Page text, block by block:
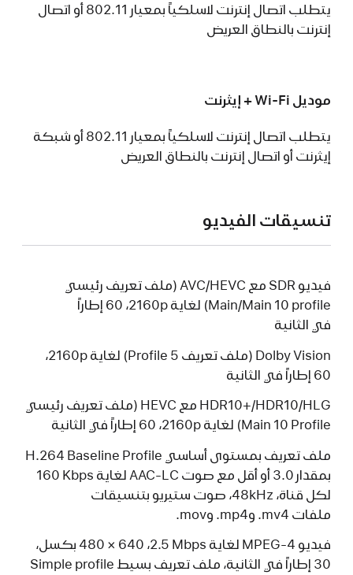
يتطلب اتصال إنترنت لاسلكياً بمعيار 802.11 أو اتصال
إنترنت بالنطاق العريض
موديل Wi-Fi + إيثرنت
يتطلب اتصال إنترنت لاسلكياً بمعيار 802.11 أو شبكة
إيثرنت أو اتصال إنترنت بالنطاق العريض
تنسيقات الفيديو
فيديو SDR ‏مع AVC/HEVC ‏(ملف تعريف رئيسي
Main/Main 10 profile) لغاية 2160p‏، 60 إطاراً
في الثانية
Dolby Vision (ملف تعريف Profile 5) لغاية 2160p‏،
60 إطاراً في الثانية
HDR10+/HDR10/HLG مع HEVC (ملف تعريف رئيسي
Main 10 Profile) لغاية 2160p‏، 60 إطاراً في الثانية
ملف تعريف بمستوى أساسي H.264 Baseline Profile
بمقدار 3.0 أو أقل‏ مع صوت AAC-LC لغاية 160‎ Kbps
لكل قناة، 48kHz، صوت ستيريو بتنسيقات
ملفات ‎.mv4‏ و‎.mp4‏ و‎.mov
فيديو MPEG-4 لغاية‏‏ Mbps‏ 2.5‎‏، 640 × 480 بكسل،
30 إطاراً في الثانية، ملف تعريف بسيط Simple profile